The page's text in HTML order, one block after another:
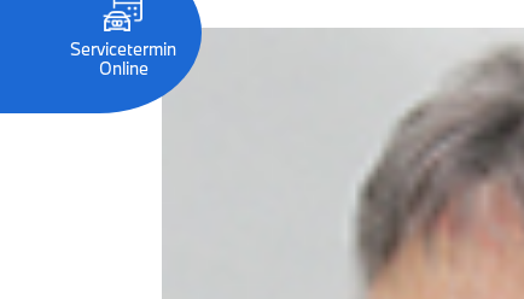
Servicetermin
Online